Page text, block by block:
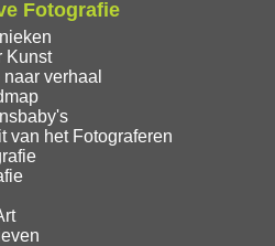
Fotografie
Kunst
verhaal
van het Fotograferen